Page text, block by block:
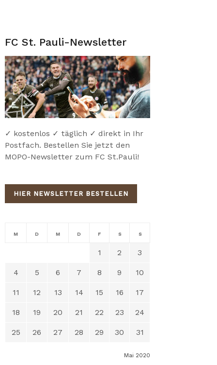
FC St. Pauli-Newsletter
✓ kostenlos ✓ täglich ✓ direkt in Ihr
Postfach. Bestellen Sie jetzt den
MOPO-Newsletter zum FC St.Pauli!
HIER NEWSLETTER BESTELLEN
Mai 2020
M D M D F S S
1 2 3
4 5 6 7 8 9 10
11 12 13 14 15 16 17
18 19 20 21 22 23 24
25 26 27 28 29 30 31